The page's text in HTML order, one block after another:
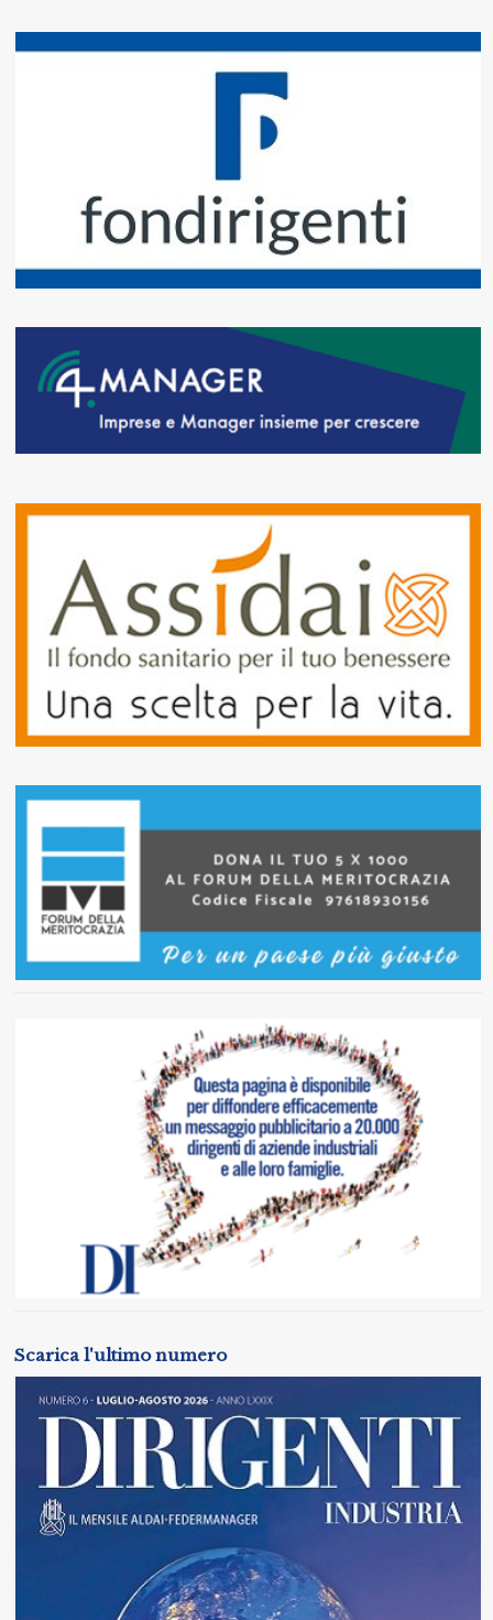
Scarica l'ultimo numero